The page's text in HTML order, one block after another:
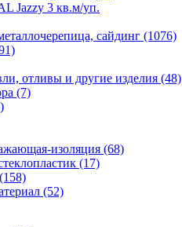
Jazzy 3 кв.м/уп.
сайдинг (1076)
отливы и другие изделия (48)
(7)
изоляция (68)
(17)
(52)